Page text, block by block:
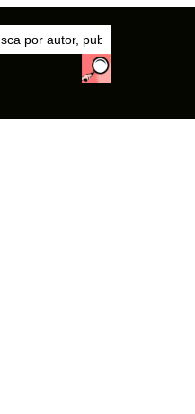
Autores
Apel·les Mestres